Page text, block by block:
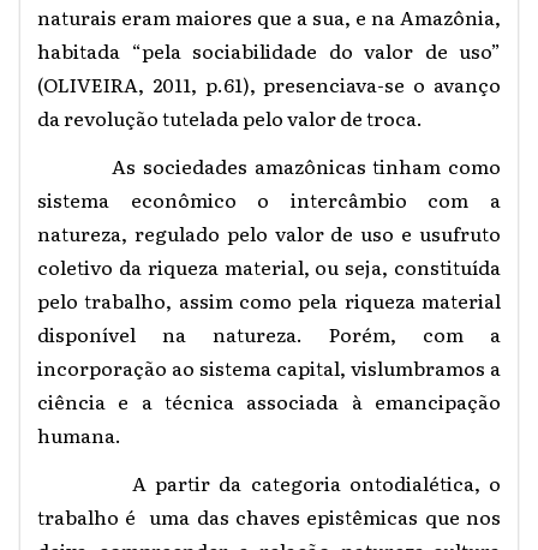
naturais eram maiores que a sua, e na Amazônia,
habitada “pela sociabilidade do valor de uso”
(OLIVEIRA, 2011, p.61), presenciava-se o avanço
da revolução tutelada pelo valor de troca.
As sociedades amazônicas tinham como
sistema econômico o intercâmbio com a
natureza, regulado pelo valor de uso e usufruto
coletivo da riqueza material, ou seja, constituída
pelo trabalho, assim como pela riqueza material
disponível na natureza. Porém, com a
incorporação ao sistema capital, vislumbramos a
ciência e a técnica associada à emancipação
humana.
A partir da categoria ontodialética, o
trabalho é uma das chaves epistêmicas que nos